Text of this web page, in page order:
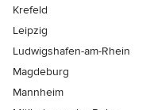
Krefeld
Leipzig
Ludwigshafen-am-Rhein
Magdeburg
Mannheim